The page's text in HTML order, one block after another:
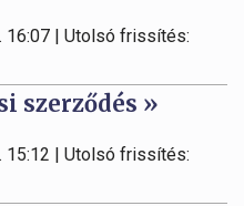
16:07 | Utolsó frissítés:
szerződés »
15:12 | Utolsó frissítés: